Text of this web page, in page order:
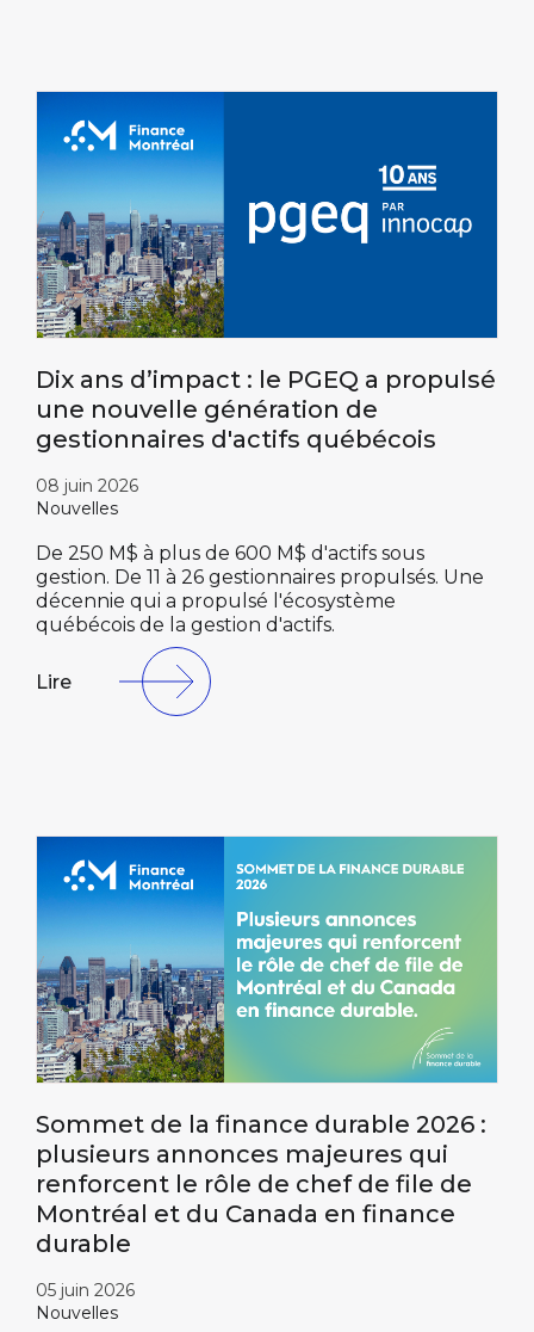
Dix ans d’impact : le PGEQ a propulsé
une nouvelle génération de
gestionnaires d'actifs québécois
08 juin 2026
Nouvelles
De 250 M$ à plus de 600 M$ d'actifs sous
gestion. De 11 à 26 gestionnaires propulsés. Une
décennie qui a propulsé l'écosystème
québécois de la gestion d'actifs.
Lire
Sommet de la finance durable 2026 :
plusieurs annonces majeures qui
renforcent le rôle de chef de file de
Montréal et du Canada en finance
durable
05 juin 2026
Nouvelles